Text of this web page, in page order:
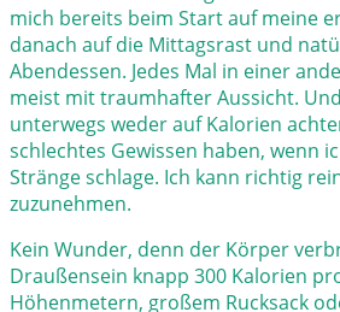
mich bereits beim Start auf meine
danach auf die Mittagsrast und
Abendessen. Jedes Mal in einer
meist mit traumhafter Aussicht.
unterwegs weder auf Kalorien
schlechtes Gewissen haben, wenn
Stränge schlage. Ich kann richtig
zuzunehmen.
Kein Wunder, denn der Körper
Draußensein knapp 300 Kalorien
Höhenmetern, großem Rucksack